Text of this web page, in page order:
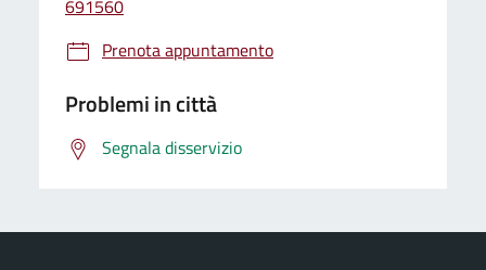
691560
Prenota appuntamento
Problemi in città
Segnala disservizio